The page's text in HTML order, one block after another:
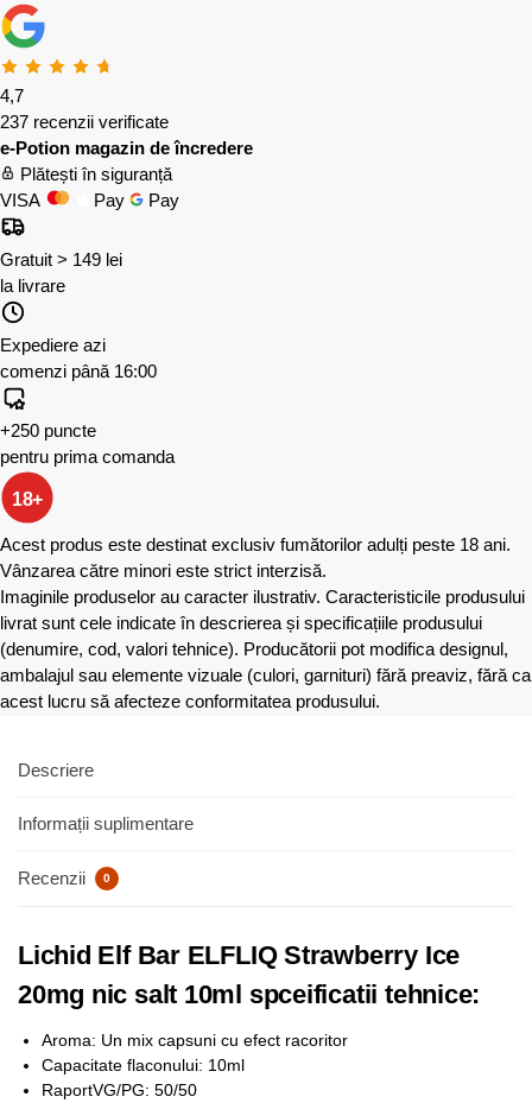
4,7
237 recenzii verificate
e-Potion magazin de încredere
Plătești în siguranță
VISA
Pay Pay
Gratuit > 149 lei
la livrare
Expediere azi
comenzi până 16:00
+250 puncte
pentru prima comanda
18+
Acest produs este destinat exclusiv fumătorilor adulți peste 18 ani.
Vânzarea către minori este strict interzisă.
Imaginile produselor au caracter ilustrativ. Caracteristicile produsului
livrat sunt cele indicate în descrierea și specificațiile produsului
(denumire, cod, valori tehnice). Producătorii pot modifica designul,
ambalajul sau elemente vizuale (culori, garnituri) fără preaviz, fără ca
acest lucru să afecteze conformitatea produsului.
Descriere
Informații suplimentare
Recenzii 0
Lichid Elf Bar ELFLIQ Strawberry Ice
20mg nic salt 10ml spceificatii tehnice:
Aroma: Un mix capsuni cu efect racoritor
Capacitate flaconului: 10ml
RaportVG/PG: 50/50